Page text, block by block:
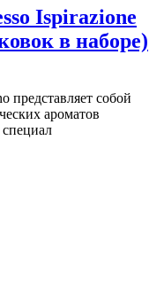
Ispirazione
в наборе)
представляет собой
ароматов